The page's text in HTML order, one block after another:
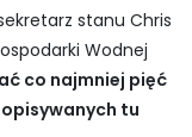
stanu Chris
Wodnej
co najmniej pięć
tu